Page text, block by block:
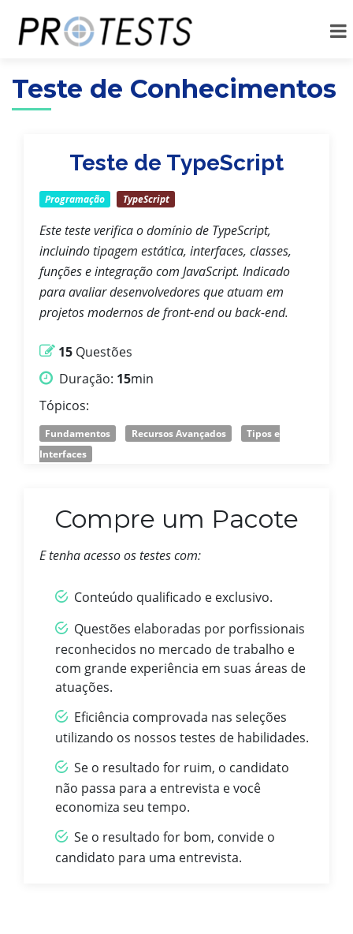
Teste de Conhecimentos
Teste de TypeScript
Programação TypeScript
Este teste verifica o domínio de TypeScript,
incluindo tipagem estática, interfaces, classes,
funções e integração com JavaScript. Indicado
para avaliar desenvolvedores que atuam em
projetos modernos de front-end ou back-end.
15 Questões
Duração: 15min
Tópicos:
Fundamentos Recursos Avançados
Tipos e
Interfaces
Compre um Pacote
E tenha acesso os testes com:
Conteúdo qualificado e exclusivo.
Questões elaboradas por porfissionais
reconhecidos no mercado de trabalho e
com grande experiência em suas áreas de
atuações.
Eficiência comprovada nas seleções
utilizando os nossos testes de habilidades.
Se o resultado for ruim, o candidato
não passa para a entrevista e você
economiza seu tempo.
Se o resultado for bom, convide o
candidato para uma entrevista.